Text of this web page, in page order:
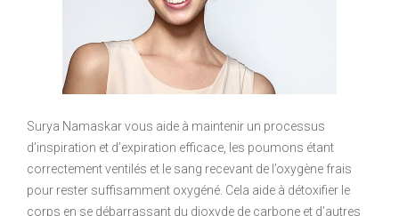
Surya Namaskar vous aide à maintenir un processus
d’inspiration et d’expiration efficace, les poumons étant
correctement ventilés et le sang recevant de l’oxygène frais
pour rester suffisamment oxygéné. Cela aide à détoxifier le
corps en se débarrassant du dioxyde de carbone et d’autres